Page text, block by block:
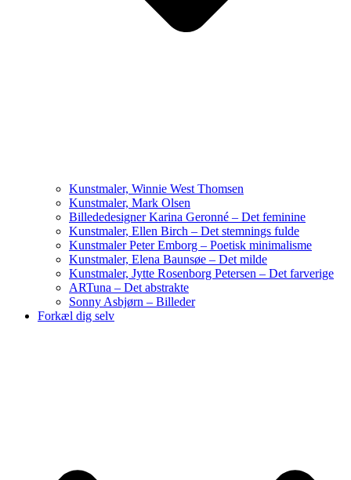
Kunstmaler, Winnie West Thomsen
Kunstmaler, Mark Olsen
Billededesigner Karina Geronné – Det feminine
Kunstmaler, Ellen Birch – Det stemnings fulde
Kunstmaler Peter Emborg – Poetisk minimalisme
Kunstmaler, Elena Baunsøe – Det milde
Kunstmaler, Jytte Rosenborg Petersen – Det farverige
ARTuna – Det abstrakte
Sonny Asbjørn – Billeder
Forkæl dig selv